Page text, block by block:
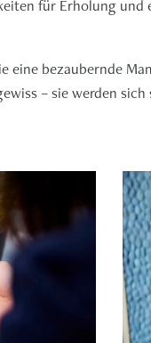
für Erholung
eine bezaubernde
– sie werden